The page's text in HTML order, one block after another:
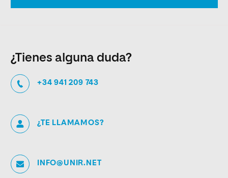
¿Tienes alguna duda?
+34 941 209 743
¿TE LLAMAMOS?
INFO@UNIR.NET